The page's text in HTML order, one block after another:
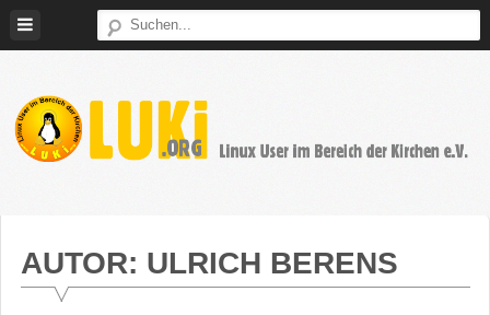
Bereich
AUTOR: ULRICH BERENS